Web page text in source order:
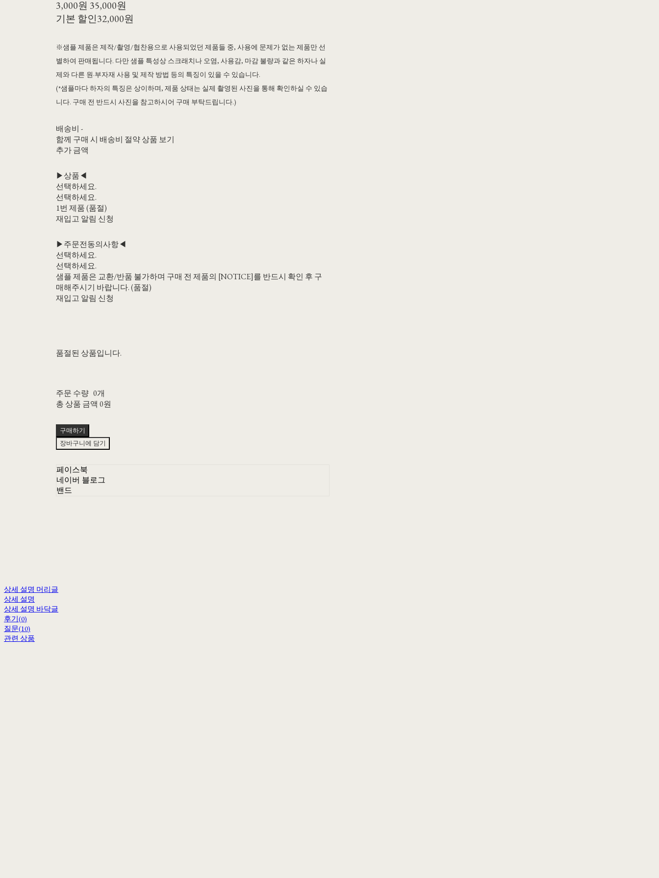
3,000원 35,000원
기본 할인32,000원
※샘플 제품은 제작/촬영/협찬용으로 사용되었던 제품들 중, 사용에 문제가 없는 제품만 선
별하여 판매됩니다. 다만 샘플 특성상 스크래치나 오염, 사용감, 마감 불량과 같은 하자나 실
제와 다른 원·부자재 사용 및 제작 방법 등의 특징이 있을 수 있습니다.
(*샘플마다 하자의 특징은 상이하며, 제품 상태는 실제 촬영된 사진을 통해 확인하실 수 있습
니다. 구매 전 반드시 사진을 참고하시어 구매 부탁드립니다.)
배송비-
함께 구매 시 배송비 절약 상품 보기
추가 금액
▶상품◀
선택하세요.
선택하세요.
1번 제품 (품절)
재입고 알림 신청
▶주문전동의사항◀
선택하세요.
선택하세요.
샘플 제품은 교환/반품 불가하며 구매 전 제품의 [NOTICE]를 반드시 확인 후 구
매해주시기 바랍니다. (품절)
재입고 알림 신청
품절된 상품입니다.
주문 수량 0개
총 상품 금액 0원
구매하기
장바구니에 담기
페이스북
네이버 블로그
밴드
상세 설명 머리글
상세 설명
상세 설명 바닥글
후기(0)
질문(10)
관련 상품